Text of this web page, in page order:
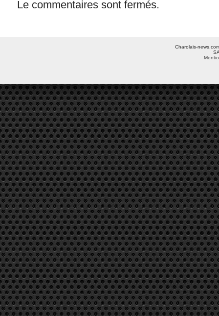
Le commentaires sont fermés.
Charolais-